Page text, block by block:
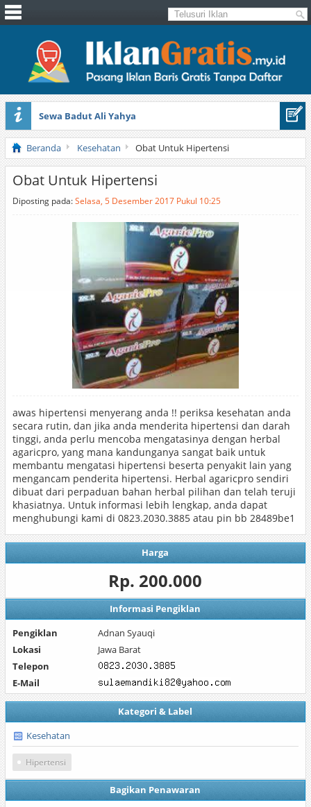
Sewa Badut Ali Yahya
Honda Brio 1.3 E AT CBU 2012 Putih
Beranda Kesehatan Obat Untuk Hipertensi
Obat Untuk Hipertensi
Diposting pada:Selasa, 5 Desember 2017 Pukul 10:25
awas hipertensi menyerang anda !! periksa kesehatan anda
secara rutin, dan jika anda menderita hipertensi dan darah
tinggi, anda perlu mencoba mengatasinya dengan herbal
agaricpro, yang mana kandunganya sangat baik untuk
membantu mengatasi hipertensi beserta penyakit lain yang
mengancam penderita hipertensi. Herbal agaricpro sendiri
dibuat dari perpaduan bahan herbal pilihan dan telah teruji
khasiatnya. Untuk informasi lebih lengkap, anda dapat
menghubungi kami di 0823.2030.3885 atau pin bb 28489be1
Harga
Rp. 200.000
Informasi Pengiklan
Pengiklan
Adnan Syauqi
Lokasi
Jawa Barat
Telepon
E-Mail
Kategori & Label
Kesehatan
Hipertensi
Bagikan Penawaran